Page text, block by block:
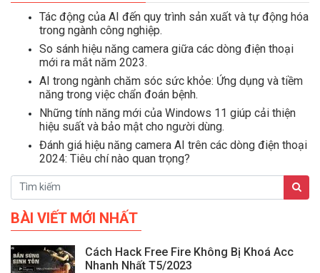
Tác động của AI đến quy trình sản xuất và tự động hóa
trong ngành công nghiệp.
So sánh hiệu năng camera giữa các dòng điện thoại
mới ra mắt năm 2023.
AI trong ngành chăm sóc sức khỏe: Ứng dụng và tiềm
năng trong việc chẩn đoán bệnh.
Những tính năng mới của Windows 11 giúp cải thiện
hiệu suất và bảo mật cho người dùng.
Đánh giá hiệu năng camera AI trên các dòng điện thoại
2024: Tiêu chí nào quan trọng?
BÀI VIẾT MỚI NHẤT
Cách Hack Free Fire Không Bị Khoá Acc
Nhanh Nhất T5/2023